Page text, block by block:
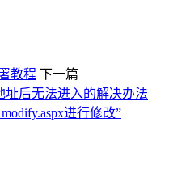
教程 下一篇
址后无法进入的解决办法
进行修改”